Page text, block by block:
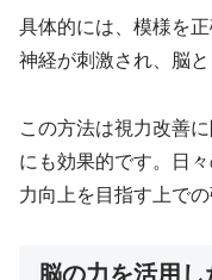
具体的には、模様を
神経が刺激され、脳
この方法は視力改善
にも効果的です。日
力向上を目指す上で
脳の力を活用し